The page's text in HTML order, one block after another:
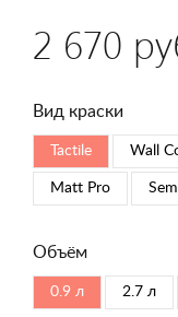
2 670
Вид краски
Tactile Wall
Matt Pro
Объём
0.9 л 2.7 л